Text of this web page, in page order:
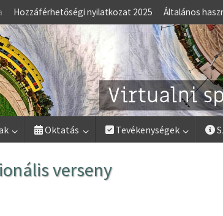
Hozzáférhetőségi nyilatkozat 2025 Általános
Oktatás Tevékenységek
verseny